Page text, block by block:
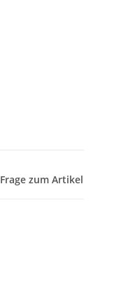
Frage zum Artikel